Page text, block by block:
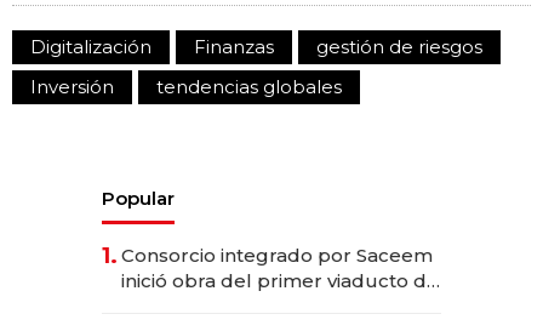
Digitalización Finanzas
gestión de riesgos
Inversión
tendencias globales
Popular
1. Consorcio integrado por Saceem
inició obra del primer viaducto de